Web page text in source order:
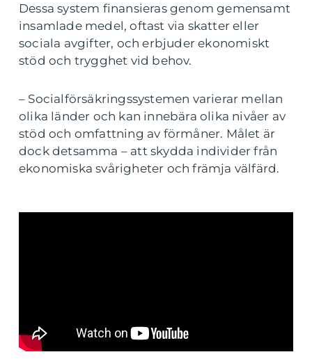
Dessa system finansieras genom gemensamt
insamlade medel, oftast via skatter eller
sociala avgifter, och erbjuder ekonomiskt
stöd och trygghet vid behov.
– Socialförsäkringssystemen varierar mellan
olika länder och kan innebära olika nivåer av
stöd och omfattning av förmåner. Målet är
dock detsamma – att skydda individer från
ekonomiska svårigheter och främja välfärd.